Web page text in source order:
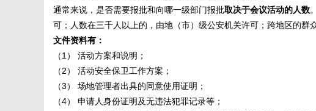
通常来说，是否需要报批和向哪一级部门报批取决于会议活动的人数
可；人数在三千人以上的，由地（市）级公安机关许可；跨地区的群
文件资料有：
（1） 活动方案和说明；
（2） 活动安全保卫工作方案；
（3） 场地管理者出具的同意使用证明；
（4） 申请人身份证明及无违法犯罪记录等；